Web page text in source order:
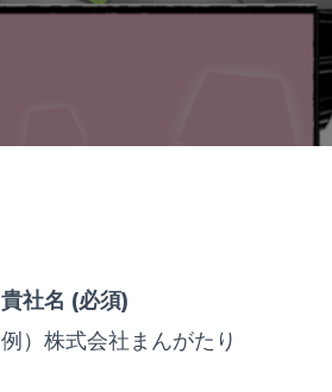
貴社名 (必須)
例）株式会社まんがたり